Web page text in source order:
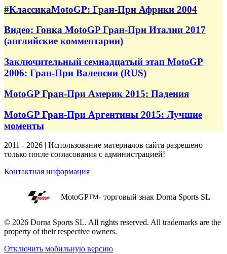
#КлассикаMotoGP: Гран-При Африки 2004
Видео: Гонка MotoGP Гран-При Италии 2017
(английские комментарии)
Заключительный семнадцатый этап MotoGP
2006: Гран-При Валенсии (RUS)
MotoGP Гран-При Америк 2015: Падения
MotoGP Гран-При Аргентины 2015: Лучшие
моменты
2011 - 2026 | Использование материалов сайта разрешено
только после согласования с администрацией!
Контактная информация
MotoGPTM- торговый знак Dorna Sports SL
© 2026 Dorna Sports SL. All rights reserved. All trademarks are the
property of their respective owners.
Отключить мобильную версию